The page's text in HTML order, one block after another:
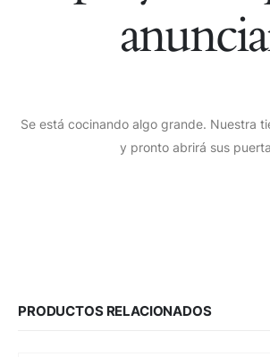
Se está cocinando algo grande. Nuestra
y pronto abrirá sus
PRODUCTOS RELACIONADOS